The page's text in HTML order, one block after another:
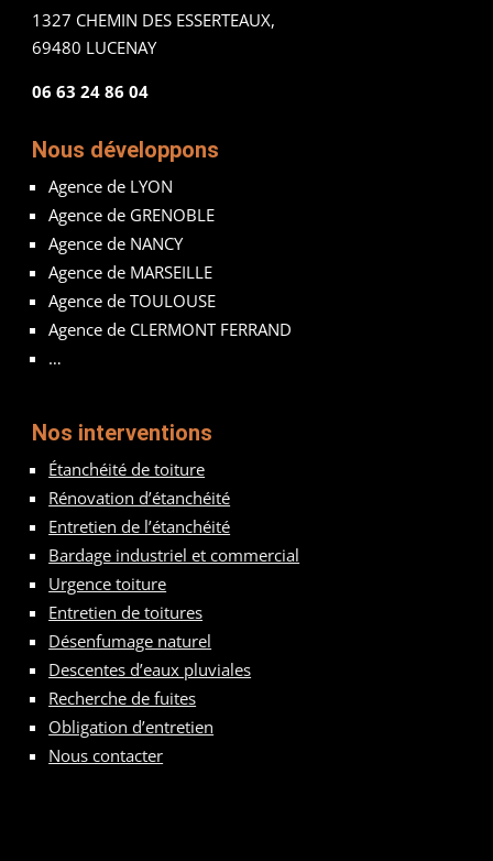
1327 CHEMIN DES ESSERTEAUX,
69480 LUCENAY
06 63 24 86 04
Nous développons
Agence de LYON
Agence de GRENOBLE
Agence de NANCY
Agence de MARSEILLE
Agence de TOULOUSE
Agence de CLERMONT FERRAND
…
Nos interventions
Étanchéité de toiture
Rénovation d’étanchéité
Entretien de l’étanchéité
Bardage industriel et commercial
Urgence toiture
Entretien de toitures
Désenfumage naturel
Descentes d’eaux pluviales
Recherche de fuites
Obligation d’entretien
Nous contacter